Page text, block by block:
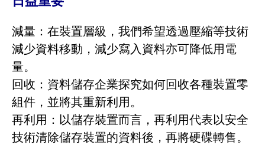
減量：在裝置層級，我們希望透過壓縮等技術
減少資料移動，減少寫入資料亦可降低用電
量。
回收：資料儲存企業探究如何回收各種裝置零
組件，並將其重新利用。
再利用：以儲存裝置而言，再利用代表以安全
技術清除儲存裝置的資料後，再將硬碟轉售。